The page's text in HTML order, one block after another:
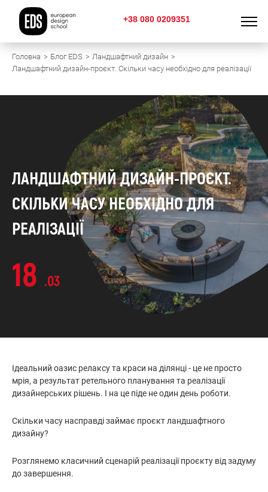
+38 080 0209351
Головна Блог EDS
Ландшафтний дизайн
Ландшафтний дизайн-проєкт. Скільки часу необхідно для реалізації
ЛАНДШАФТНИЙ ДИЗАЙН-ПРОЄКТ.
СКІЛЬКИ ЧАСУ НЕОБХІДНО ДЛЯ
РЕАЛІЗАЦІЇ
18 .03
Ідеальний оазис релаксу та краси на ділянці - це не просто
мрія, а результат ретельного планування та реалізації
дизайнерських рішень. І на це піде не один день роботи.
Скільки часу насправді займає проєкт ландшафтного
дизайну?
Розглянемо класичний сценарій реалізації проєкту від задуму
до завершення.